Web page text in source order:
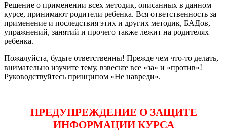
Решение о применении всех методик, описанных в данном
курсе, принимают родители ребенка. Вся ответственность за
применение и последствия этих и других методик, БАДов,
упражнений, занятий и прочего также лежит на родителях
ребенка.
Пожалуйста, будьте ответственны! Прежде чем что-то делать,
внимательно изучите тему, взвесьте все «за» и «против»!
Руководствуйтесь принципом «Не навреди».
ПРЕДУПРЕЖДЕНИЕ О ЗАЩИТЕ
ИНФОРМАЦИИ КУРСА